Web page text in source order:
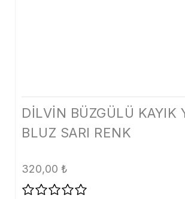
Kaban
Mont
DİLVİN BÜZGÜLÜ KAYIK
BLUZ SARI RENK
320,00 ₺